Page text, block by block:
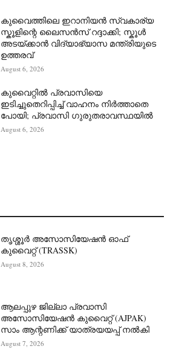
കുവൈത്തിലെ ഇറാനിയൻ സ്വകാര്യ
സ്കൂളിന്റെ ലൈസൻസ് റദ്ദാക്കി; സ്കൂൾ
അടയ്ക്കാൻ വിദ്യാഭ്യാസ മന്ത്രിയുടെ
ഉത്തരവ്
August 6, 2026
കുവൈറ്റിൽ പ്രവാസിയെ
ഇടിച്ചുതെറിപ്പിച്ച് വാഹനം നിർത്താതെ
പോയി; പ്രവാസി ഗുരുതരാവസ്ഥയിൽ
August 6, 2026
തൃശ്ശൂർ അസോസിയേഷൻ ഓഫ്
കുവൈറ്റ്‌ (TRASSK)
August 8, 2026
ആലപ്പുഴ ജില്ലാ പ്രവാസി
അസോസിയേഷൻ കുവൈറ്റ് (AJPAK)
സാം ആന്റണിക്ക് യാത്രയയപ്പ് നൽകി
August 7, 2026